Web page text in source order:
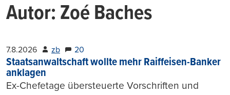
Autor: Zoé Baches
7.8.2026 zb 20
Staatsanwaltschaft wollte mehr Raiffeisen-Banker
anklagen
Ex-Chefetage übersteuerte Vorschriften und